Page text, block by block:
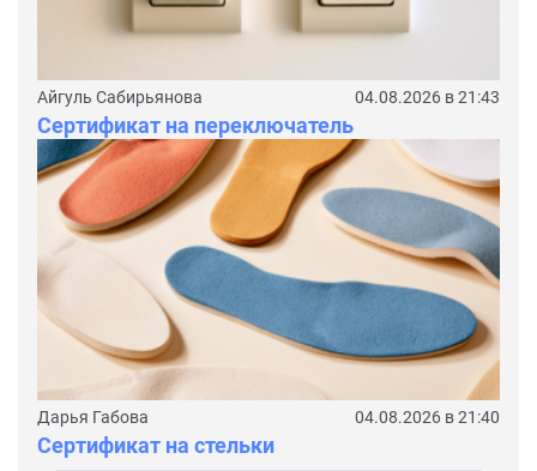
Айгуль Сабирьянова 04.08.2026 в 21:43
Сертификат на переключатель
Дарья Габова 04.08.2026 в 21:40
Сертификат на стельки